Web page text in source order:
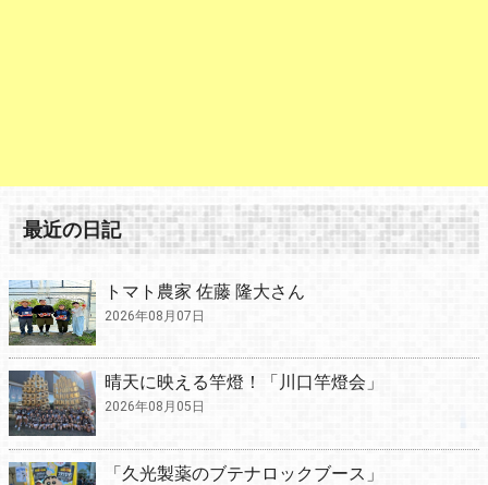
最近の日記
トマト農家 佐藤 隆大さん
2026年08月07日
晴天に映える竿燈！「川口竿燈会」
2026年08月05日
「久光製薬のブテナロックブース」